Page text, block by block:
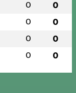
0 0
0 0
0 0
0 0